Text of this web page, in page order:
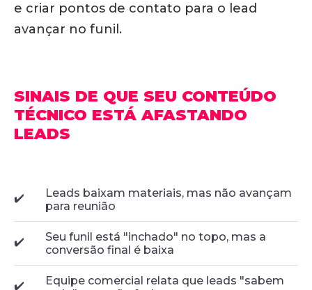
e criar pontos de contato para o lead
avançar no funil.
SINAIS DE QUE SEU CONTEÚDO
TÉCNICO ESTÁ AFASTANDO
LEADS
✔️
Leads baixam materiais, mas não avançam
para reunião
✔️
Seu funil está "inchado" no topo, mas a
conversão final é baixa
✔️
Equipe comercial relata que leads "sabem